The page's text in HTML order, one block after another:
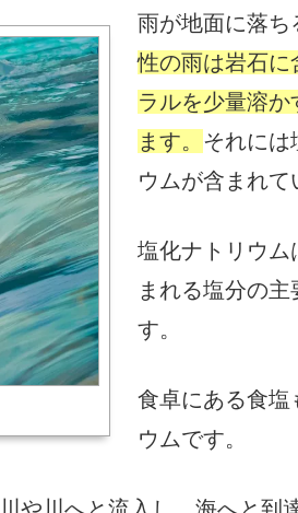
雨が地面に落ち
性の雨は岩石に
ラルを少量溶か
ます。 それには
ウムが含まれて
塩化ナトリウム
まれる塩分の
す。
食卓にある食塩
ウムです。